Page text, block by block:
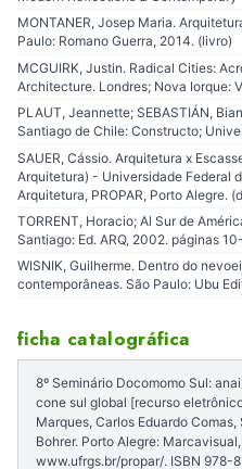
MONTANER, Josep Maria.
Paulo: Romano Guerra, 2014. (livro)
MCGUIRK, Justin. Radical Cities:
Architecture. Londres; Nova Iorque:
PLAUT, Jeannette; SEBASTIÁN,
Santiago de Chile: Constructo;
SAUER, Cássio. Arquitetura x
Arquitetura) - Universidade Federal
Arquitetura, PROPAR, Porto Alegre.
TORRENT, Horacio; Al Sur de
Santiago: Ed. ARQ, 2002. páginas
WISNIK, Guilherme. Dentro do
contemporâneas. São Paulo: Ubu
ficha catalográfica
8º Seminário Docomomo Sul:
cone sul global [recurso
Marques, Carlos Eduardo
Bohrer. Porto Alegre:
www.ufrgs.br/propar/. ISBN 978-